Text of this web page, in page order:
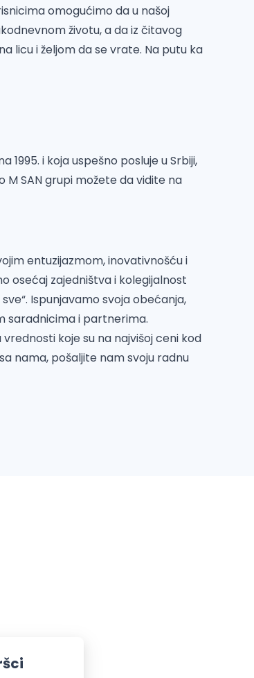
omogućimo da u našoj
životu, a da iz čitavog
licu i željom da se vrate. Na putu ka
1995. i koja uspešno posluje u Srbiji,
M SAN grupi možete da vidite na
entuzijazmom, inovativnošću i
osećaj zajedništva i kolegijalnost
Ispunjavamo svoja obećanja,
saradnicima i partnerima.
koje su na najvišoj ceni kod
nama, pošaljite nam svoju radnu